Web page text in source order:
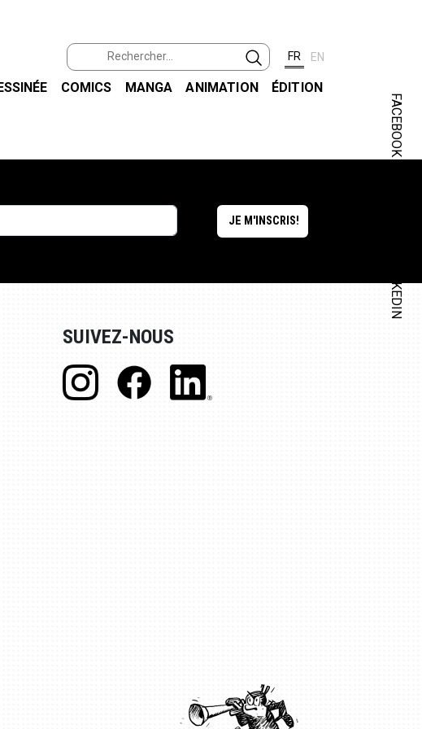
FR EN
COMICS MANGA ANIMATION ÉDITION
FACEBOOK
LINKEDIN
SUIVEZ-NOUS